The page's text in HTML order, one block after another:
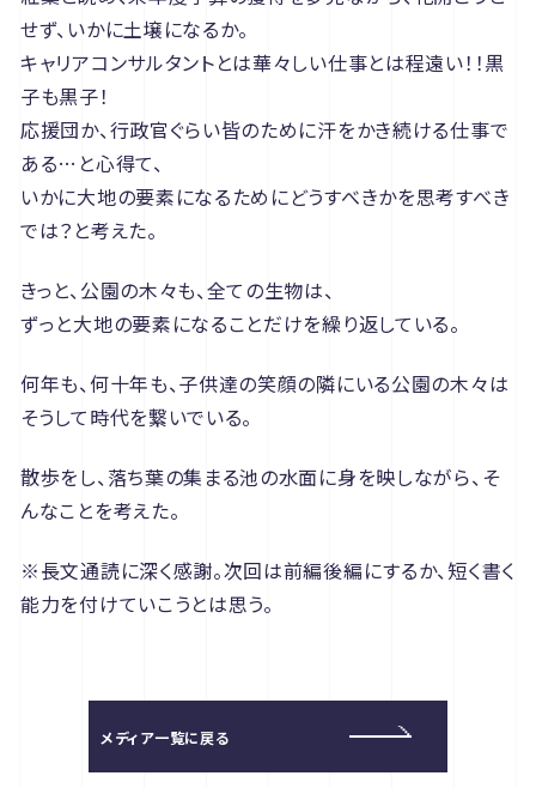
せず、いかに土壌になるか。
キャリアコンサルタントとは華々しい仕事とは程遠い！！黒
子も黒子！
応援団か、行政官ぐらい皆のために汗をかき続ける仕事で
ある…と心得て、
いかに大地の要素になるためにどうすべきかを思考すべき
では？と考えた。
きっと、公園の木々も、全ての生物は、
ずっと大地の要素になることだけを繰り返している。
何年も、何十年も、子供達の笑顔の隣にいる公園の木々は
そうして時代を繋いでいる。
散歩をし、落ち葉の集まる池の水面に身を映しながら、そ
んなことを考えた。
※長文通読に深く感謝。次回は前編後編にするか、短く書く
能力を付けていこうとは思う。
メディア一覧に戻る